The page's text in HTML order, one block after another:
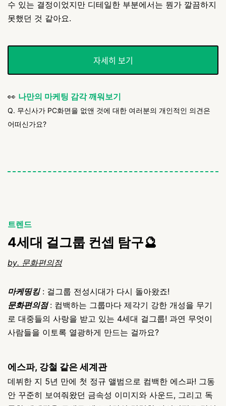
수 있는 결정이었지만 디테일한 부분에서는 뭔가 깔끔하지
못했던 것 같아요.
자세히 보기
👀 나만의 마케팅 감각 깨워보기
Q. 무신사가 PC화면을 없앤 것에 대한 여러분의 개인적인 의견은
어떠신가요?
트렌드
4세대 걸그룹 컨셉 탐구🔮
by. 문화편의점
마케띵킹: 걸그룹 전성시대가 다시 돌아왔죠!
문화편의점 : 컴백하는 그룹마다 제각기 강한 개성을 무기
로 대중들의 사랑을 받고 있는 4세대 걸그룹! 과연 무엇이
사람들을 이토록 열광하게 만드는 걸까요?
에스파, 강철 같은 세계관
데뷔한 지 5년 만에 첫 정규 앨범으로 컴백한 에스파! 그동
안 꾸준히 보여줘왔던 금속성 이미지와 사운드, 그리고 독